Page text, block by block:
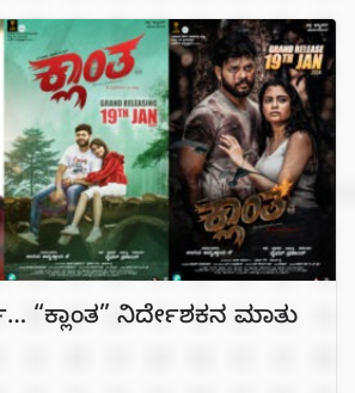
“ಕ್ಲಾಂತ” ನಿರ್ದೇಶಕನ ಮಾತು